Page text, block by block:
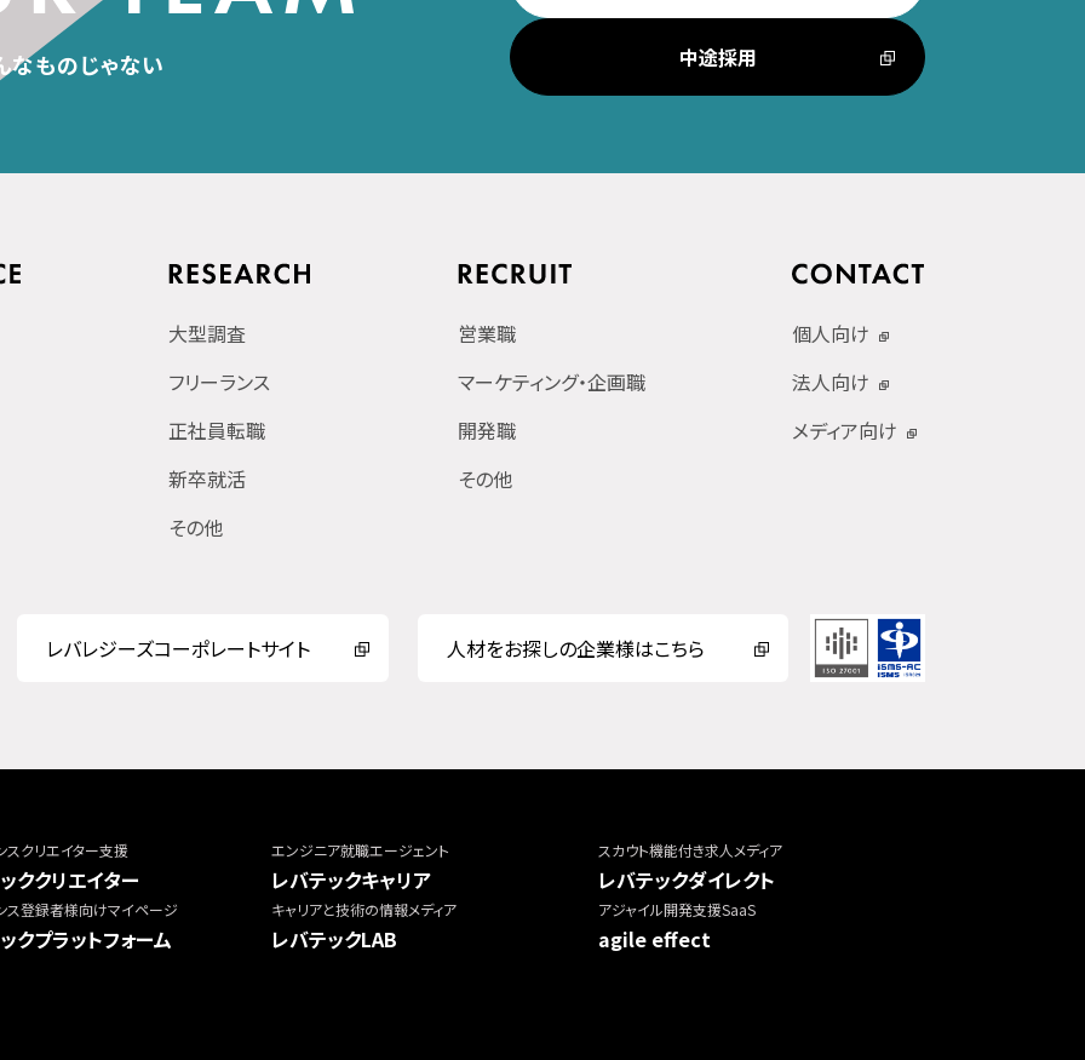
なものじゃない 中途採用
大型調査
フリーランス
正社員転職
新卒就活
その他
営業職
マーケティング・企画職
開発職
その他
個人向け
法人向け
メディア向け
レバレジーズコーポレートサイト 人材をお探しの企業様はこちら
スクリエイター支援
ククリエイター
エンジニア就職エージェント
レバテックキャリア
スカウト機能付き求人メディア
レバテックダイレクト
ス登録者様向けマイページ
クプラットフォーム
キャリアと技術の情報メディア
レバテックLAB
アジャイル開発支援SaaS
agile effect